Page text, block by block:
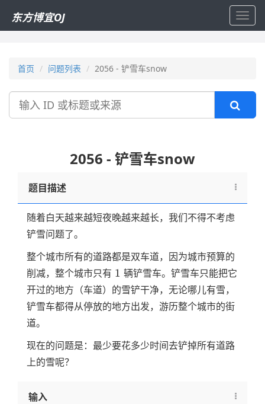
东方博宜OJ
首页 问题列表 2056 - 铲雪车snow
搜
2056 - 铲雪车snow
题目描述
随着白天越来越短夜晚越来越长，我们不得不考虑
铲雪问题了。
整个城市所有的道路都是双车道，因为城市预算的
削减，整个城市只有 1
1 辆铲雪车。铲雪车只能把它
开过的地方（车道）的雪铲干净，无论哪儿有雪，
铲雪车都得从停放的地方出发，游历整个城市的街
道。
现在的问题是：最少要花多少时间去铲掉所有道路
上的雪呢？
输入